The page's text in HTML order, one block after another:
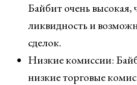
Байбит очень высокая,
ликвидность и
сделок.
Низкие комиссии:
низкие торговые